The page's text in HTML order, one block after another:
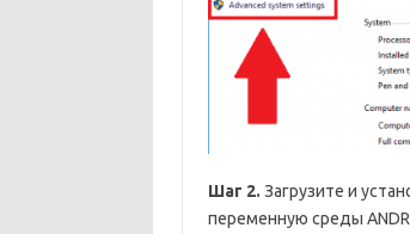
Шаг 2. Загрузите и
переменную среды